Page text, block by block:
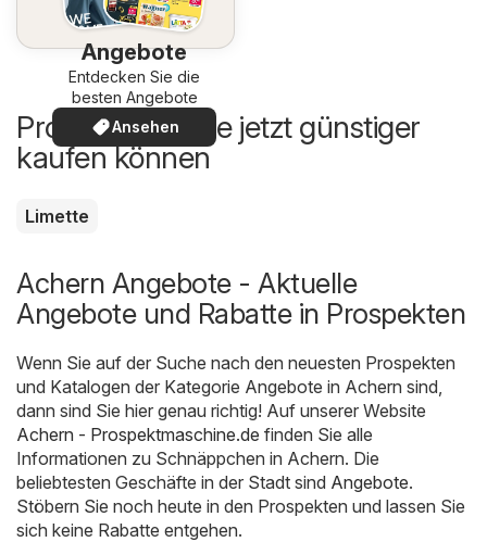
Angebote
Entdecken Sie die
besten Angebote
Ansehen
Produkte, die Sie jetzt günstiger
kaufen können
Limette
Achern Angebote - Aktuelle
Angebote und Rabatte in Prospekten
Wenn Sie auf der Suche nach den neuesten Prospekten
und Katalogen der Kategorie Angebote in Achern sind,
dann sind Sie hier genau richtig! Auf unserer Website
Achern - Prospektmaschine.de finden Sie alle
Informationen zu Schnäppchen in Achern. Die
beliebtesten Geschäfte in der Stadt sind Angebote.
Stöbern Sie noch heute in den Prospekten und lassen Sie
sich keine Rabatte entgehen.